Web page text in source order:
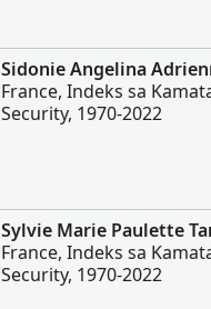
Sidonie Angelina
France, Indeks sa
Security, 1970-2022
Sylvie Marie Paulette
France, Indeks sa
Security, 1970-2022